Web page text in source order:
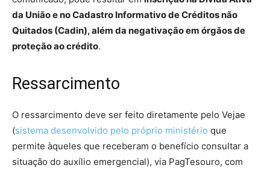
da União e no Cadastro Informativo de Créditos não
Quitados (Cadin), além da negativação em órgãos de
proteção ao crédito.
Ressarcimento
O ressarcimento deve ser feito diretamente pelo Vejae
(sistema desenvolvido pelo próprio ministério que
permite àqueles que receberam o benefício consultar a
situação do auxílio emergencial), via PagTesouro, com